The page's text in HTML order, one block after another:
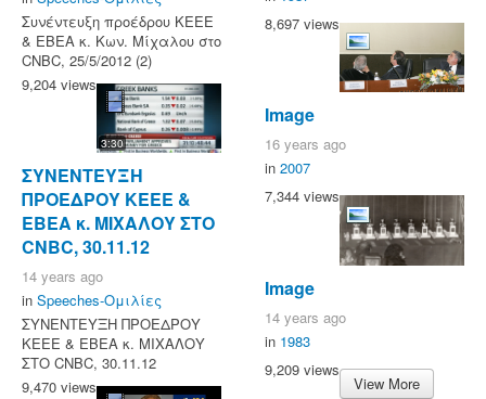
Συνέντευξη προέδρου KEEE
& ΕΒΕΑ κ. Κων. Μίχαλου στο
CNBC, 25/5/2012 (2)
9,204 views
3:30
ΣΥΝΕΝΤΕΥΞΗ
ΠΡΟΕΔΡΟΥ ΚΕΕΕ &
ΕΒΕΑ κ. ΜΙΧΑΛΟΥ ΣΤΟ
CNBC, 30.11.12
14 years ago
in Speeches-Ομιλίες
ΣΥΝΕΝΤΕΥΞΗ ΠΡΟΕΔΡΟΥ
ΚΕΕΕ & ΕΒΕΑ κ. ΜΙΧΑΛΟΥ
ΣΤΟ CNBC, 30.11.12
9,470 views
8,697 views
Image
16 years ago
in 2007
7,344 views
Image
14 years ago
in 1983
9,209 views
View More